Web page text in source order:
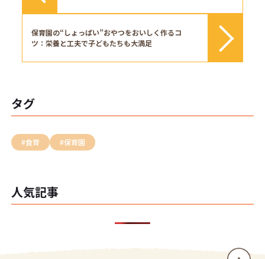
保育園の“しょっぱい”おやつをおいしく作るコ
ツ：栄養と工夫で子どもたちも大満足
タグ
#食育 #保育園
人気記事